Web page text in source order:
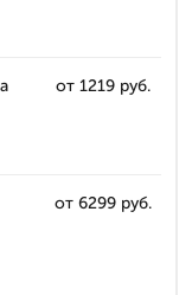
от 1219 руб.
от 6299 руб.